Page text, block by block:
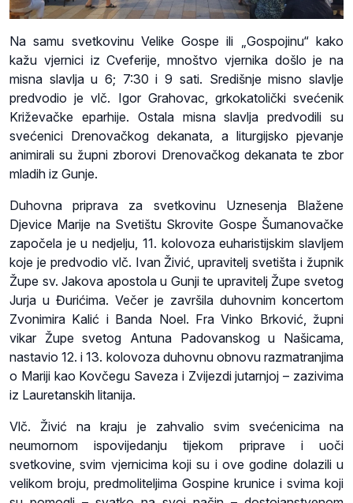
Na samu svetkovinu Velike Gospe ili „Gospojinu“ kako
kažu vjernici iz Cveferije, mnoštvo vjernika došlo je na
misna slavlja u 6; 7:30 i 9 sati. Središnje misno slavlje
predvodio je vlč. Igor Grahovac, grkokatolički svećenik
Križevačke eparhije. Ostala misna slavlja predvodili su
svećenici Drenovačkog dekanata, a liturgijsko pjevanje
animirali su župni zborovi Drenovačkog dekanata te zbor
mladih iz Gunje.
Duhovna priprava za svetkovinu Uznesenja Blažene
Djevice Marije na Svetištu Skrovite Gospe Šumanovačke
započela je u nedjelju, 11. kolovoza euharistijskim slavljem
koje je predvodio vlč. Ivan Živić, upravitelj svetišta i župnik
Župe sv. Jakova apostola u Gunji te upravitelj Župe svetog
Jurja u Đurićima. Večer je završila duhovnim koncertom
Zvonimira Kalić i Banda Noel. Fra Vinko Brković, župni
vikar Župe svetog Antuna Padovanskog u Našicama,
nastavio 12. i 13. kolovoza duhovnu obnovu razmatranjima
o Mariji kao Kovčegu Saveza i Zvijezdi jutarnjoj – zazivima
iz Lauretanskih litanija.
Vlč. Živić na kraju je zahvalio svim svećenicima na
neumornom ispovijedanju tijekom priprave i uoči
svetkovine, svim vjernicima koji su i ove godine dolazili u
velikom broju, predmoliteljima Gospine krunice i svima koji